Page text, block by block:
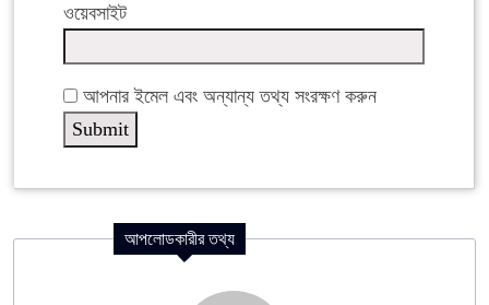
ওয়েবসাইট
আপনার ইমেল এবং অন্যান্য তথ্য সংরক্ষণ করুন
আপলোডকারীর তথ্য